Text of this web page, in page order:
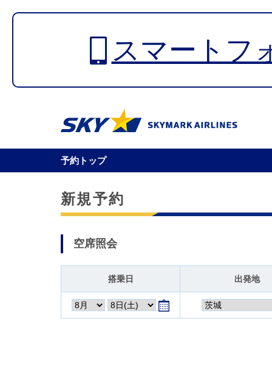
スマートフ
予約トップ
新規予約
空席照会
搭乗日 出発地